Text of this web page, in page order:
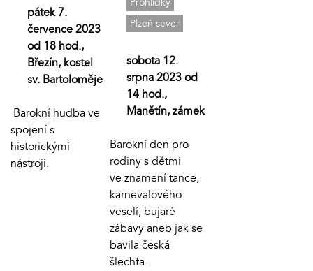
pátek 7.
července 2023
od 18 hod.,
Březín, kostel
sv. Bartoloměje
Barokní hudba ve
spojení s
historickými
nástroji.
Plzeň sever
sobota 12.
srpna 2023 od
14 hod.,
Manětín, zámek
Barokní den pro
rodiny s dětmi
ve znamení tance,
karnevalového
veselí, bujaré
zábavy aneb jak se
bavila česká
šlechta.